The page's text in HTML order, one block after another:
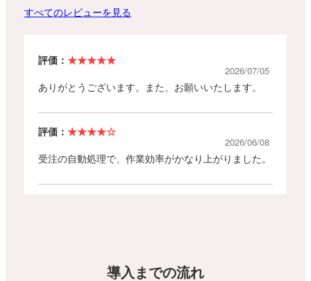
すべてのレビューを見る
評価： ★★★★★
2026/07/05
ありがとうございます。また、お願いいたします。
評価： ★★★★☆
2026/06/08
受注の自動処理で、作業効率がかなり上がりました。
思う。使用開始後は特に問題ありません。
導入までの流れ